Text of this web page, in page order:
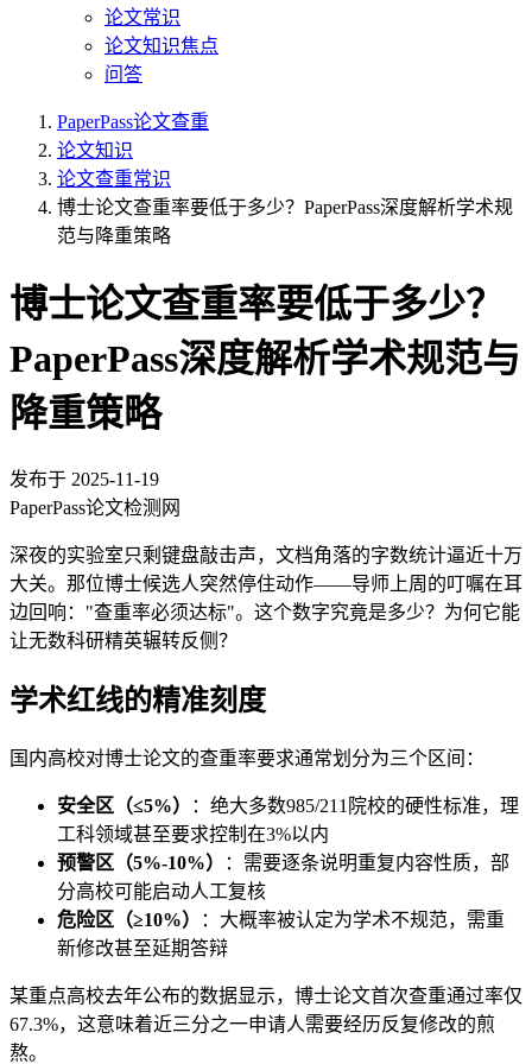
论文常识
论文知识焦点
问答
PaperPass论文查重
论文知识
论文查重常识
博士论文查重率要低于多少？PaperPass深度解析学术规
范与降重策略
博士论文查重率要低于多少？
PaperPass深度解析学术规范与
降重策略
发布于 2025-11-19
PaperPass论文检测网
深夜的实验室只剩键盘敲击声，文档角落的字数统计逼近十万
大关。那位博士候选人突然停住动作——导师上周的叮嘱在耳
边回响："查重率必须达标"。这个数字究竟是多少？为何它能
让无数科研精英辗转反侧？
学术红线的精准刻度
国内高校对博士论文的查重率要求通常划分为三个区间：
安全区（≤5%）
：绝大多数985/211院校的硬性标准，理
工科领域甚至要求控制在3%以内
预警区（5%-10%）
：需要逐条说明重复内容性质，部
分高校可能启动人工复核
危险区（≥10%）
：大概率被认定为学术不规范，需重
新修改甚至延期答辩
某重点高校去年公布的数据显示，博士论文首次查重通过率仅
67.3%，这意味着近三分之一申请人需要经历反复修改的煎
熬。